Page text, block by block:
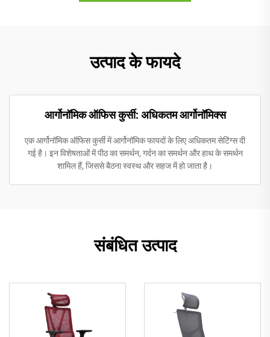
उत्पाद के फायदे
आर्गोनॉमिक ऑफिस कुर्सी: अधिकतम आर्गोनॉमिक्स
एक आर्गोनॉमिक ऑफिस कुर्सी में आर्गोनॉमिक फायदों के लिए अधिकतम सेटिंग्स दी
गई है। इन विशेषताओं में पीठ का समर्थन, गर्दन का समर्थन और हाथ के समर्थन
शामिल हैं, जिससे बैठना स्वस्थ और सहज में हो जाता है।
संबंधित उत्पाद